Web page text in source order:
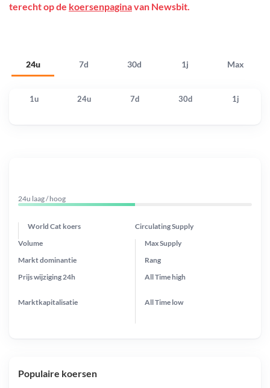
24u 7d 30d 1j Max
terecht op de koersenpaginavan Newsbit.
1u 24u 7d 30d 1j
24u laag / hoog
World Cat koers Circulating Supply
Prijs wijziging 24h
Max Supply
Markt dominantie
Marktkapitalisatie
Volume
Rang
All Timehigh
All Time low
Populaire koersen